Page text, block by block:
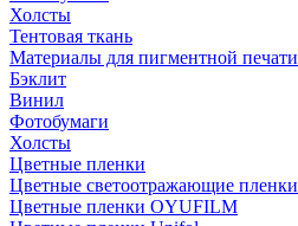
Холсты
Тентовая ткань
Материалы для пигментной печати
Бэклит
Винил
Фотобумаги
Холсты
Цветные пленки
Цветные светоотражающие пленки
Цветные пленки OYUFILM